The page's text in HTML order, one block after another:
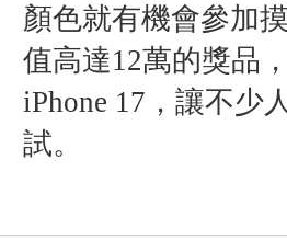
顏色就有機會參加
值高達12萬的獎品
iPhone 17， 讓不少
試。